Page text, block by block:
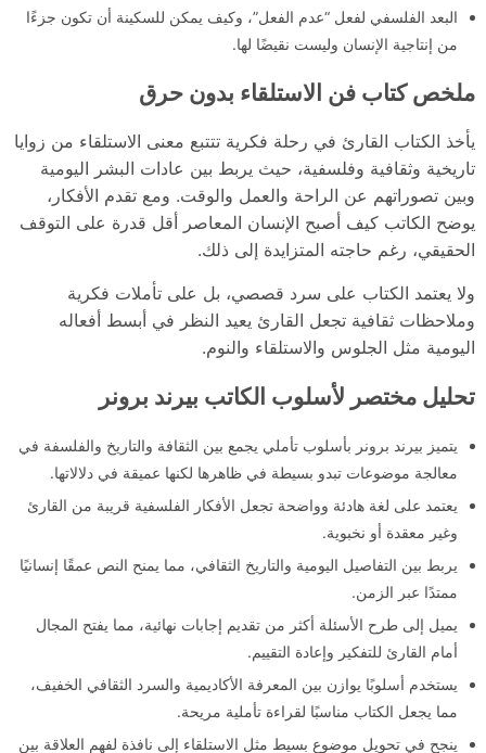
البعد الفلسفي لفعل “عدم الفعل”، وكيف يمكن للسكينة أن تكون جزءًا
من إنتاجية الإنسان وليست نقيضًا لها.
ملخص كتاب فن الاستلقاء بدون حرق
يأخذ الكتاب القارئ في رحلة فكرية تتتبع معنى الاستلقاء من زوايا
تاريخية وثقافية وفلسفية، حيث يربط بين عادات البشر اليومية
وبين تصوراتهم عن الراحة والعمل والوقت. ومع تقدم الأفكار،
يوضح الكاتب كيف أصبح الإنسان المعاصر أقل قدرة على التوقف
الحقيقي، رغم حاجته المتزايدة إلى ذلك.
ولا يعتمد الكتاب على سرد قصصي، بل على تأملات فكرية
وملاحظات ثقافية تجعل القارئ يعيد النظر في أبسط أفعاله
اليومية مثل الجلوس والاستلقاء والنوم.
تحليل مختصر لأسلوب الكاتب بيرند برونر
يتميز بيرند برونر بأسلوب تأملي يجمع بين الثقافة والتاريخ والفلسفة في
معالجة موضوعات تبدو بسيطة في ظاهرها لكنها عميقة في دلالاتها.
يعتمد على لغة هادئة وواضحة تجعل الأفكار الفلسفية قريبة من القارئ
وغير معقدة أو نخبوية.
يربط بين التفاصيل اليومية والتاريخ الثقافي، مما يمنح النص عمقًا إنسانيًا
ممتدًا عبر الزمن.
يميل إلى طرح الأسئلة أكثر من تقديم إجابات نهائية، مما يفتح المجال
أمام القارئ للتفكير وإعادة التقييم.
يستخدم أسلوبًا يوازن بين المعرفة الأكاديمية والسرد الثقافي الخفيف،
مما يجعل الكتاب مناسبًا لقراءة تأملية مريحة.
ينجح في تحويل موضوع بسيط مثل الاستلقاء إلى نافذة لفهم العلاقة بين